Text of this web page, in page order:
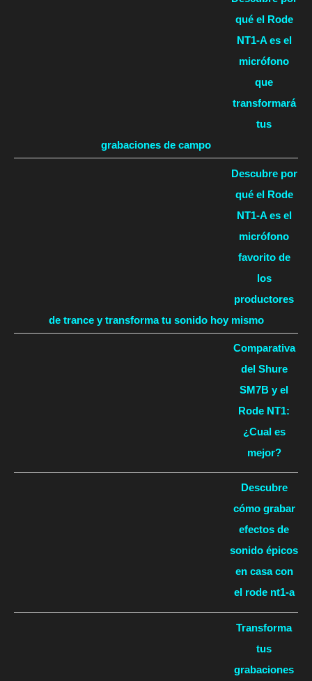
qué el Rode
NT1-A es el
micrófono
que
transformará
tus
grabaciones de campo
Descubre por
qué el Rode
NT1-A es el
micrófono
favorito de
los
productores
de trance y transforma tu sonido hoy mismo
Comparativa
del Shure
SM7B y el
Rode NT1:
¿Cual es
mejor?
Descubre
cómo grabar
efectos de
sonido épicos
en casa con
el rode nt1-a
Transforma
tus
grabaciones